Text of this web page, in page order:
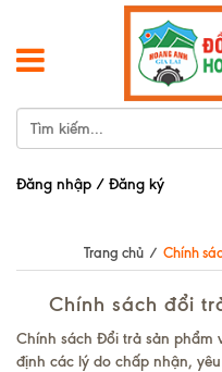
Đăng nhập / Đăng ký
Trang chủ / Chính
Chính sách đổi
Chính sách Đổi trả sản phẩm
định các lý do chấp nhận,